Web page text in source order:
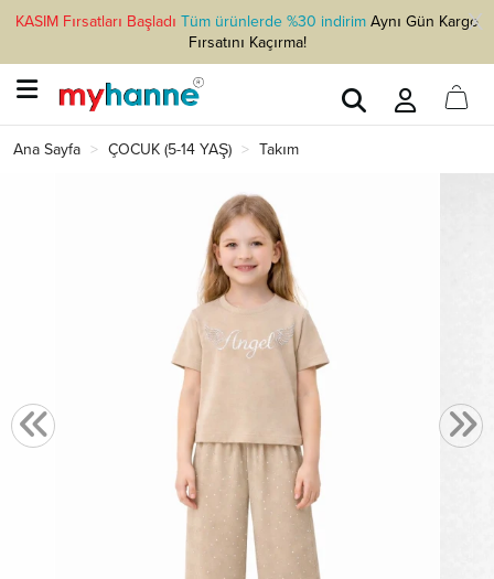
KASIM Fırsatları Başladı Tüm ürünlerde %30 indirimAynı Gün Kargo
Fırsatını Kaçırma!
Ana Sayfa ÇOCUK (5-14 YAŞ) Takım